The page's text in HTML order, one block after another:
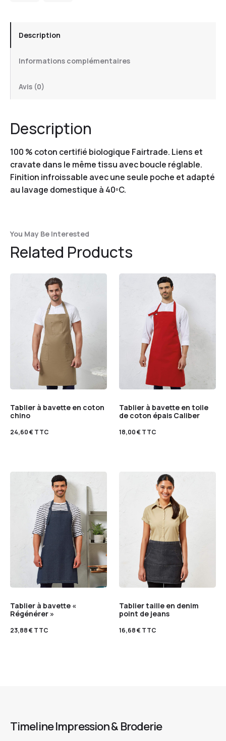
Description
Informations complémentaires
Avis (0)
Description
100 % coton certifié biologique Fairtrade. Liens et
cravate dans le même tissu avec boucle réglable.
Finition infroissable avec une seule poche et adapté
au lavage domestique à 40ºC.
You May Be Interested
Related Products
Tablier à bavette en coton
chino
24,60€TTC
Tablier à bavette en toile
de coton épais Caliber
18,00€TTC
Tablier à bavette «
Régénérer »
23,88€TTC
Tablier taille en denim
point de jeans
16,68€TTC
Timeline Impression & Broderie